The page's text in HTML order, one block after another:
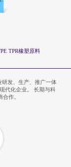
TPR橡塑原料
研发、生产、推广一体
代化企业。 长期与科
作。